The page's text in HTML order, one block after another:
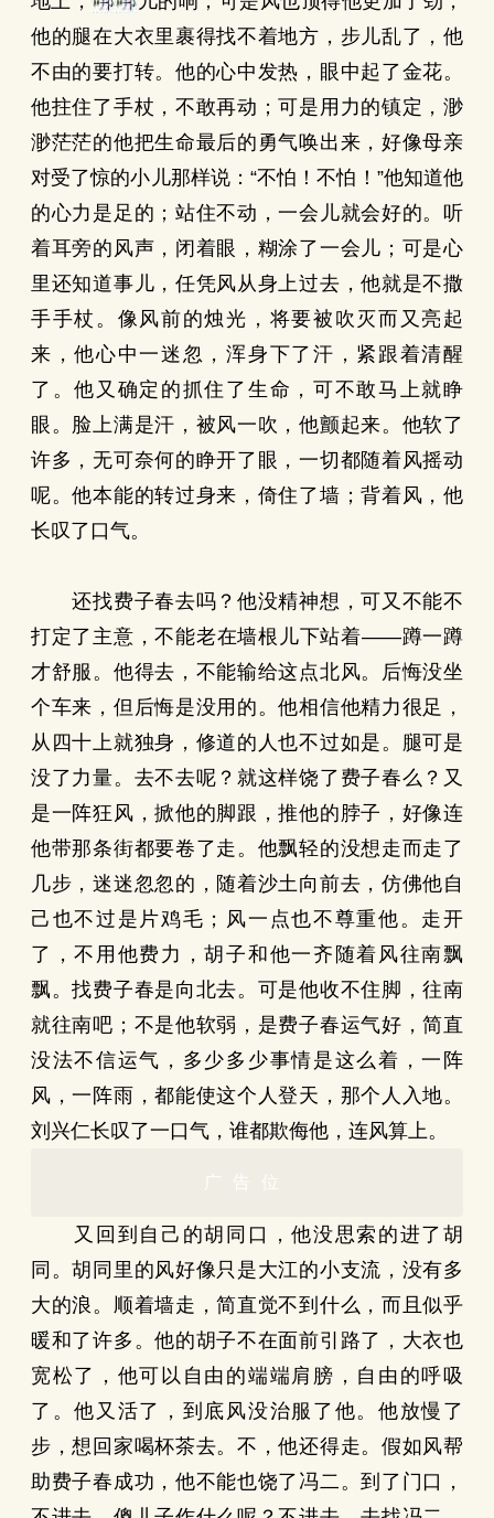
他的腿在大衣里裹得找不着地方，步儿乱了，他
不由的要打转。他的心中发热，眼中起了金花。
他拄住了手杖，不敢再动；可是用力的镇定，渺
渺茫茫的他把生命最后的勇气唤出来，好像母亲
对受了惊的小儿那样说：“不怕！不怕！”他知道他
的心力是足的；站住不动，一会儿就会好的。听
着耳旁的风声，闭着眼，糊涂了一会儿；可是心
里还知道事儿，任凭风从身上过去，他就是不撒
手手杖。像风前的烛光，将要被吹灭而又亮起
来，他心中一迷忽，浑身下了汗，紧跟着清醒
了。他又确定的抓住了生命，可不敢马上就睁
眼。脸上满是汗，被风一吹，他颤起来。他软了
许多，无可奈何的睁开了眼，一切都随着风摇动
呢。他本能的转过身来，倚住了墙；背着风，他
长叹了口气。
还找费子春去吗？他没精神想，可又不能不
打定了主意，不能老在墙根儿下站着——蹲一蹲
才舒服。他得去，不能输给这点北风。后悔没坐
个车来，但后悔是没用的。他相信他精力很足，
从四十上就独身，修道的人也不过如是。腿可是
没了力量。去不去呢？就这样饶了费子春么？又
是一阵狂风，掀他的脚跟，推他的脖子，好像连
他带那条街都要卷了走。他飘轻的没想走而走了
几步，迷迷忽忽的，随着沙土向前去，仿佛他自
己也不过是片鸡毛；风一点也不尊重他。走开
了，不用他费力，胡子和他一齐随着风往南飘
飘。找费子春是向北去。可是他收不住脚，往南
就往南吧；不是他软弱，是费子春运气好，简直
没法不信运气，多少多少事情是这么着，一阵
风，一阵雨，都能使这个人登天，那个人入地。
刘兴仁长叹了一口气，谁都欺侮他，连风算上。
广告位
又回到自己的胡同口，他没思索的进了胡
同。胡同里的风好像只是大江的小支流，没有多
大的浪。顺着墙走，简直觉不到什么，而且似乎
暖和了许多。他的胡子不在面前引路了，大衣也
宽松了，他可以自由的端端肩膀，自由的呼吸
了。他又活了，到底风没治服了他。他放慢了
步，想回家喝杯茶去。不，他还得走。假如风帮
助费子春成功，他不能也饶了冯二。到了门口，